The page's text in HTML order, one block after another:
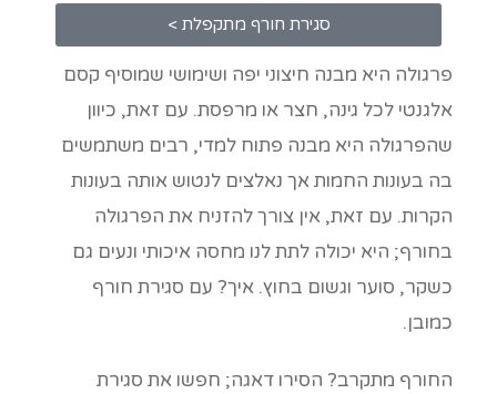
סגירת חורף מתקפלת >
פרגולה היא מבנה חיצוני יפה ושימושי שמוסיף קסם
אלגנטי לכל גינה, חצר או מרפסת. עם זאת, כיוון
שהפרגולה היא מבנה פתוח למדי, רבים משתמשים
בה בעונות החמות אך נאלצים לנטוש אותה בעונות
הקרות. עם זאת, אין צורך להזניח את הפרגולה
בחורף; היא יכולה לתת לנו מחסה איכותי ונעים גם
כשקר, סוער וגשום בחוץ. איך? עם סגירת חורף
כמובן.
החורף מתקרב? הסירו דאגה; חפשו את סגירת